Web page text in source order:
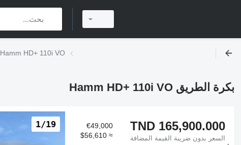
بكرة الطريق Hamm HD+ 110i VO
بكرة الطريق Hamm HD+ 110i VO
1/19 TND 165,900.000
السعر بدون ضريبة القيمة المضافة
€49,000
≈ $56,610